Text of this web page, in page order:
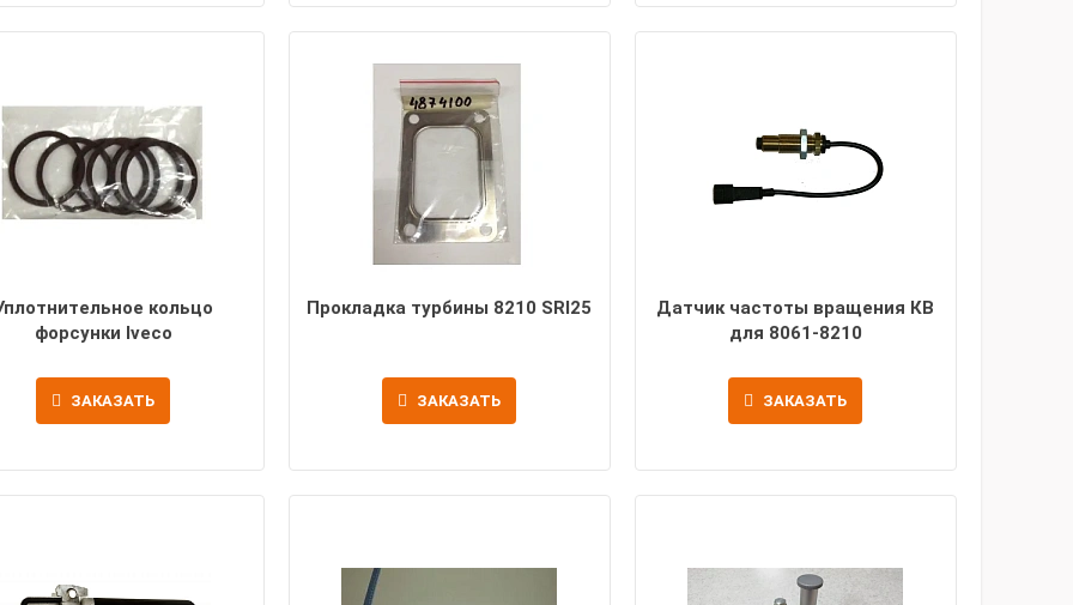
кольцо
форсунки Iveco
ЗАКАЗАТЬ
Прокладка турбины 8210 SRI25
ЗАКАЗАТЬ
Датчик частоты вращения КВ
для 8061-8210
ЗАКАЗАТЬ